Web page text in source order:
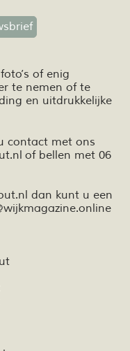
foto’s of enig
te nemen of te
en uitdrukkelijke
contact met ons
of bellen met 06
dan kunt u een